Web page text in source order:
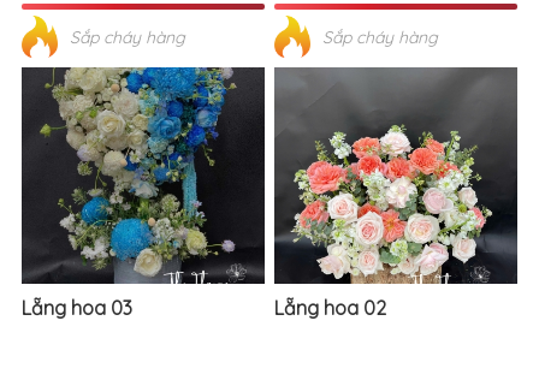
Sắp cháy hàng Sắp cháy hàng
Lẵng hoa 03 Lẵng hoa 02